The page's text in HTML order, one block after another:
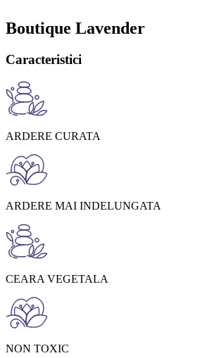
Boutique Lavender
Caracteristici
ARDERE CURATA
ARDERE MAI INDELUNGATA
CEARA VEGETALA
NON TOXIC